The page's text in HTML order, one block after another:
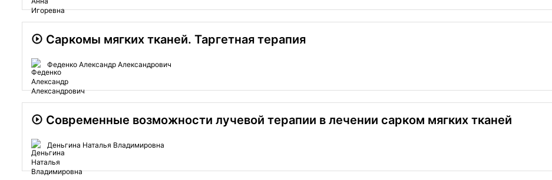
Cаркомы мягких тканей. Таргетная терапия
Феденко Александр Александрович
Современные возможности лучевой терапии в лечении сарком мягких тканей
Деньгина Наталья Владимировна